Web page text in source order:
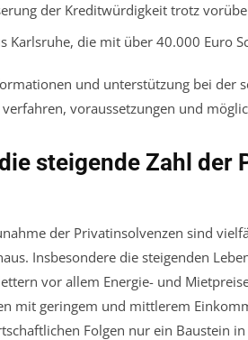
der Kreditwürdigkeit trotz
Karlsruhe, die mit über 40.000 Euro
steigende Zahl der
der Privatinsolvenzen sind
Insbesondere die steigenden
vor allem Energie- und
mit geringem und mittlerem
Folgen nur ein Baustein